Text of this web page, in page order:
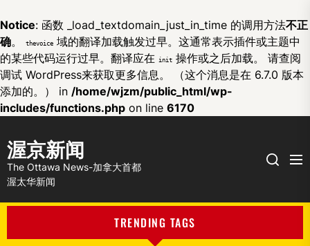
Notice: 函数 _load_textdomain_just_in_time 的调用方法不正
确。 thevoice 域的翻译加载触发过早。这通常表示插件或主题中
的某些代码运行过早。翻译应在
init 操作或之后加载。 请查阅
调试 WordPress来获取更多信息。 （这个消息是在 6.7.0 版本
添加的。） in /home/wjzm/public_html/wp-
includes/functions.php on line 6170
渥京新闻
The Ottawa News-加拿大首都
渥太华新闻
Search
TRENDING TAGS